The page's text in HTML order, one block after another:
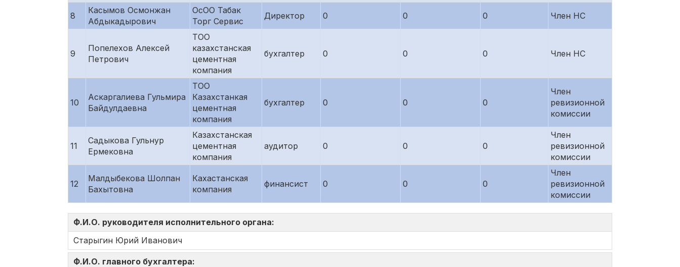
8
Касымов Осмонжан
Абдыкадырович
ОсОО Табак
Торг Сервис
Директор 0 0 0 Член НС
9
Попелехов Алексей
Петрович
ТОО
казахстанская
цементная
компания
бухгалтер 0 0 0 Член НС
10
Аскаргалиева Гульмира
Байдулдаевна
ТОО
Казахстанкая
цементная
компания
бухгалтер 0 0 0
Член
ревизионной
комиссии
11
Садыкова Гульнур
Ермековна
Казахстанская
цементная
компания
аудитор 0 0 0
Член
ревизионной
комиссии
12
Малдыбекова Шолпан
Бахытовна
Кахастанская
компания
финансист 0 0 0
Член
ревизионной
комиссии
Ф.И.О. руководителя исполнительного органа:
Старыгин Юрий Иванович
Ф.И.О. главного бухгалтера: